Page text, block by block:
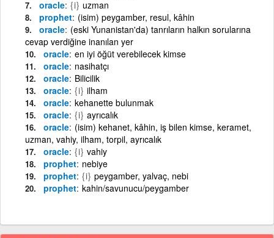
oracle {i} uzman
prophet (isim) peygamber, resul, kâhin
oracle (eski Yunanistan'da) tanrıların halkın sorularına
cevap verdiğine inanılan yer
oracle en iyi öğüt verebilecek kimse
oracle nasihatçı
oracle Bilicilik
oracle {i} ilham
oracle kehanette bulunmak
oracle {i} ayrıcalık
oracle (isim) kehanet, kâhin, iş bilen kimse, keramet,
uzman, vahiy, ilham, torpil, ayrıcalık
oracle {i} vahiy
prophet nebiye
prophet {i} peygamber, yalvaç, nebi
prophet kahin/savunucu/peygamber